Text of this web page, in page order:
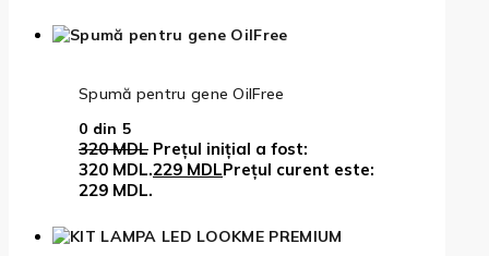
Spumă pentru gene OilFree
0 din 5
320MDL Prețul inițial a fost:
320 MDL.229 MDLPrețul curent este:
229 MDL.